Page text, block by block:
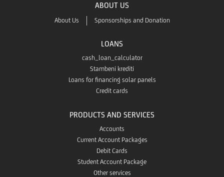
App
ABOUT US
About Us Sponsorships and Donation
LOANS
cash_loan_calculator
Stambeni krediti
Loans for financing solar panels
Credit cards
PRODUCTS AND SERVICES
Accounts
Current Account Packages
Debit Cards
Student Account Package
Other services